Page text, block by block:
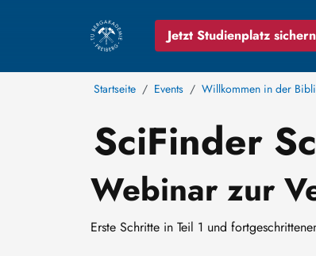
Jetzt Studienplatz
Startseite Events Willkommen in der
SciFinder
Webinar zur
Erste Schritte in Teil 1 und